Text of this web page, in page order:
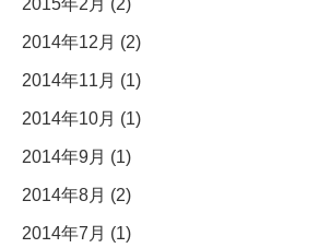
2014年12月 (2)
2014年11月 (1)
2014年10月 (1)
2014年9月 (1)
2014年8月 (2)
2014年7月 (1)